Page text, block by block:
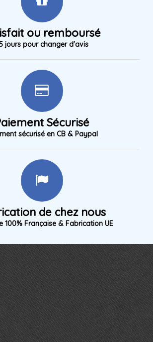
ou remboursé
jours pour changer d'avis
Sécurisé
sécurisé en CB & Paypal
de chez nous
100% Française & Fabrication UE